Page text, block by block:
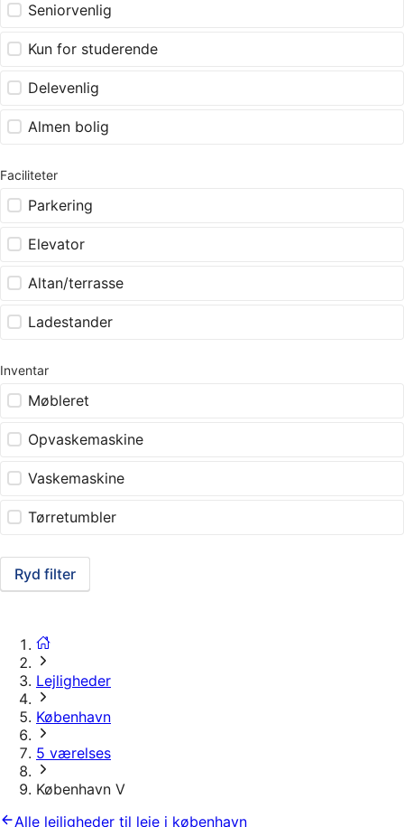
Seniorvenlig
Kun for studerende
Delevenlig
Almen bolig
Faciliteter
Parkering
Elevator
Altan/terrasse
Ladestander
Inventar
Møbleret
Opvaskemaskine
Vaskemaskine
Tørretumbler
Ryd filter
Lejligheder
København
5 værelses
København V
Alle lejligheder til leje i københavn